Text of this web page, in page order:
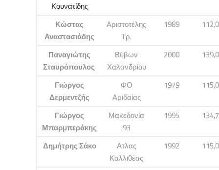
Κουνατίδης
Κώστας
Αναστασιάδης
Αριστοτέλης
Τρ.
1989
Παναγιώτης
Σταυρόπουλος
Βύβων
Χαλανδρίου
2000
Γιώργος
Δερμεντζής
ΦΟ
Αριδαίας
1979
Γιώργος
Μπαρμπεράκης
Μακεδονία
93
1995
Δημήτρης Σάκο
Ατλας
Καλλιθέας
1992